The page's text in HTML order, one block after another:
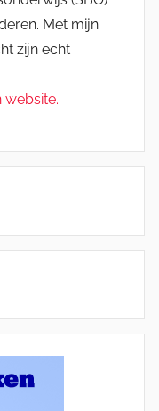
Met mijn
zijn echt
website.